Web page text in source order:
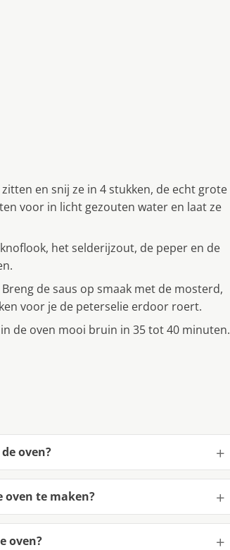
en snij ze in 4 stukken, de echt grote
voor in licht gezouten water en laat ze
het selderijzout, de peper en de
de saus op smaak met de mosterd,
voor je de peterselie erdoor roert.
de oven mooi bruin in 35 tot 40 minuten.
oven?
oven te maken?
oven?